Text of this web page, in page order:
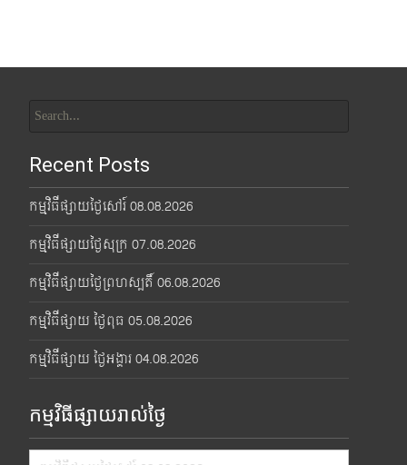
for:
Recent Posts
កម្មវិធីផ្សាយថ្ងៃសៅរ៍ 08.08.2026
កម្មវិធីផ្សាយថ្ងៃសុក្រ 07.08.2026
កម្មវិធីផ្សាយថ្ងៃព្រហស្បតិ៍ 06.08.2026
កម្មវិធីផ្សាយ ថ្ងៃពុធ 05.08.2026
កម្មវិធីផ្សាយ ថ្ងៃអង្គារ 04.08.2026
កម្មវិធីផ្សាយរាល់ថ្ងៃ